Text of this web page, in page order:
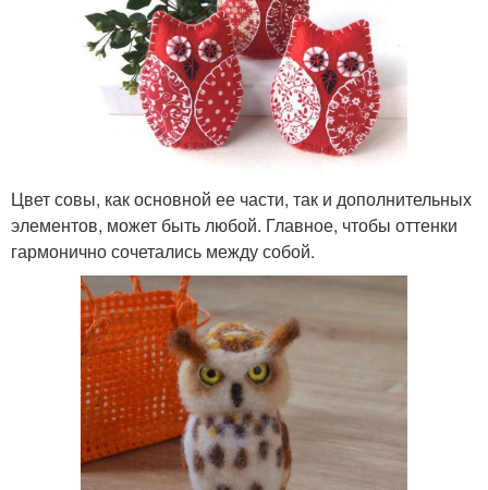
Цвет совы, как основной ее части, так и дополнительных
элементов, может быть любой. Главное, чтобы оттенки
гармонично сочетались между собой.